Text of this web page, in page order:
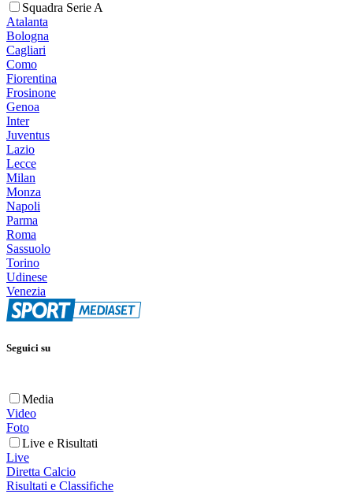
Squadra Serie A
Atalanta
Bologna
Cagliari
Como
Fiorentina
Frosinone
Genoa
Inter
Juventus
Lazio
Lecce
Milan
Monza
Napoli
Parma
Roma
Sassuolo
Torino
Udinese
Venezia
Seguici su
Media
Video
Foto
Live e Risultati
Live
Diretta Calcio
Risultati e Classifiche